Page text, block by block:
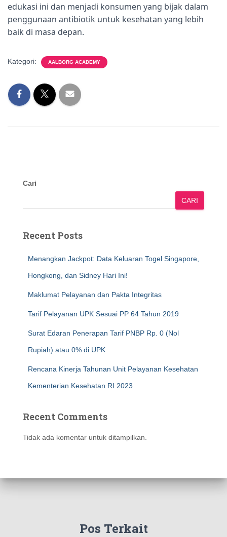
edukasi ini dan menjadi konsumen yang bijak dalam
penggunaan antibiotik untuk kesehatan yang lebih
baik di masa depan.
Kategori: AALBORG ACADEMY
Cari
CARI
Recent Posts
Menangkan Jackpot: Data Keluaran Togel Singapore,
Hongkong, dan Sidney Hari Ini!
Maklumat Pelayanan dan Pakta Integritas
Tarif Pelayanan UPK Sesuai PP 64 Tahun 2019
Surat Edaran Penerapan Tarif PNBP Rp. 0 (Nol
Rupiah) atau 0% di UPK
Rencana Kinerja Tahunan Unit Pelayanan Kesehatan
Kementerian Kesehatan RI 2023
Recent Comments
Tidak ada komentar untuk ditampilkan.
Pos Terkait